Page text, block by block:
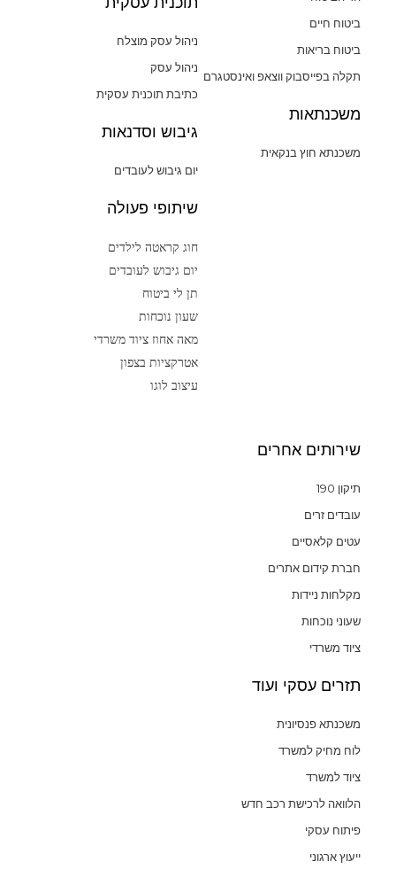
ביטוח חיים
ביטוח בריאות
תקלה בפייסבוק ווצאפ ואינסטגרם
משכנתאות
משכנתא חוץ בנקאית
ניהול עסק מוצלח
ניהול עסק
כתיבת תוכנית עסקית
גיבוש וסדנאות
יום גיבוש לעובדים
שיתופי פעולה
חוג קראטה לילדים
יום גיבוש לעובדים
תן לי ביטוח
שעון נוכחות
מאה אחוז ציוד משרדי
אטרקציות בצפון
עיצוב לוגו
שירותים אחרים
תיקון 190
עובדים זרים
עטים קלאסיים
חברת קידום אתרים
מקלחות ניידות
שעוני נוכחות
ציוד משרדי
תזרים עסקי ועוד
משכנתא פנסיונית
לוח מחיק למשרד
ציוד למשרד
הלוואה לרכישת רכב חדש
פיתוח עסקי
ייעוץ ארגוני